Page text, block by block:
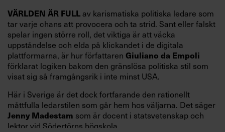
VÄRLDEN ÄR FULLav karismatiska politiska ledare som
tar varje chans att provocera och ta strid. Sant eller falskt
spelar ingen större roll, det viktiga är att väcka
uppståndelse och elda på klickandet i de digitala
plattformarna, är hur författaren Giuliano da Empoli
förklarat logiken bakom den gränslösa politiska stil som
visat sig så framgångsrik i inte minst USA.
Här i Sverige är det dock fortfarande den rationellt
måttfulla ledarstilen som går hem hos väljarna. Det säger
Jenny Madestam som är docent i statsvetenskap och
lektor vid Södertörns högskola.